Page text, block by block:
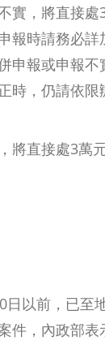
實，將直接處
報時請務必詳
申報或申報不
時，仍請依限
將直接處3萬
日以前，已至
件，內政部表